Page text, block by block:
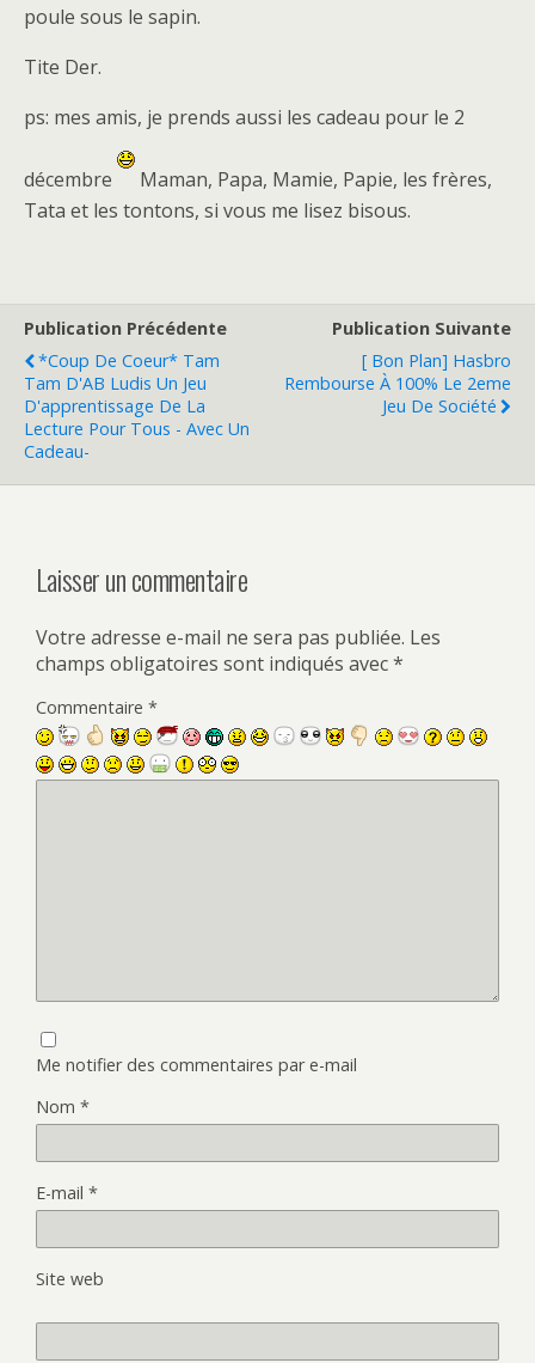
poule sous le sapin.
Tite Der.
ps: mes amis, je prends aussi les cadeau pour le 2
décembre
Maman, Papa, Mamie, Papie, les frères,
Tata et les tontons, si vous me lisez bisous.
Publication Précédente
*coup De Coeur* Tam
Tam D'AB Ludis Un Jeu
D'apprentissage De La
Lecture Pour Tous - Avec Un
Cadeau-
Publication Suivante
[ Bon Plan] Hasbro
Rembourse À 100% Le 2eme
Jeu De Société
Laisser un commentaire
Votre adresse e-mail ne sera pas publiée. Les
champs obligatoires sont indiqués avec*
Commentaire *
Me notifier des commentaires par e-mail
Nom *
E-mail *
Site web